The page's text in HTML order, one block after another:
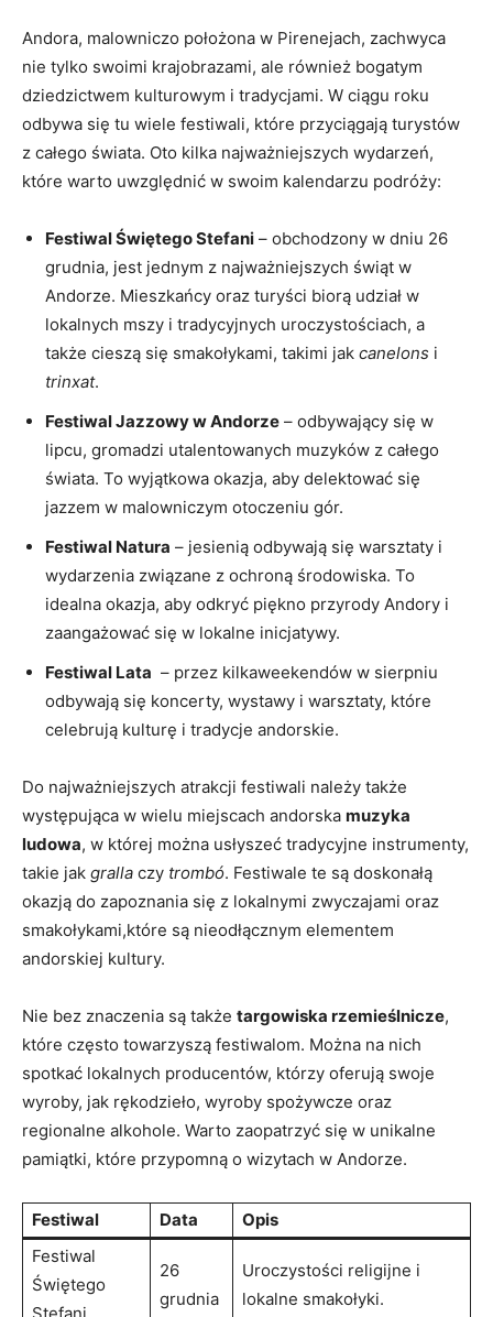
Andora, malowniczo ⁤położona w Pirenejach, zachwyca
⁢nie ⁤tylko swoimi krajobrazami, ​ale również bogatym ​
dziedzictwem ⁤kulturowym i tradycjami. W ciągu roku
odbywa się tu wiele festiwali, ⁣które ⁣przyciągają turystów
z całego świata.‌ Oto kilka ⁣najważniejszych⁢ wydarzeń,
‍które⁢ warto uwzględnić‍ w​ swoim kalendarzu podróży:
Festiwal Świętego Stefani – obchodzony ‌w dniu ⁤26‌
grudnia, jest jednym z najważniejszych świąt w⁤
Andorze. Mieszkańcy oraz turyści biorą udział w
‍lokalnych ⁤mszy i‍ tradycyjnych uroczystościach, a
także cieszą się smakołykami, takimi jak canelons i
trinxat.
Festiwal Jazzowy w Andorze – odbywający się w
lipcu, gromadzi ⁢utalentowanych muzyków⁤ z całego
świata. To wyjątkowa okazja, aby delektować ‍się ​
jazzem w ‌malowniczym‌ otoczeniu gór.
Festiwal‍ Natura – jesienią odbywają się warsztaty i⁣
wydarzenia związane​ z ochroną‍ środowiska. To⁤
idealna okazja, aby odkryć piękno ⁣przyrody Andory i
zaangażować się⁣ w lokalne inicjatywy.
Festiwal Lata ​ – przez kilkaweekendów⁢ w sierpniu⁣
odbywają się‍ koncerty, wystawy i ‌warsztaty,⁢ które
celebrują ⁤kulturę i tradycje andorskie.
Do najważniejszych⁣ atrakcji festiwali ​należy ⁣także
występująca⁤ w wielu miejscach ⁢andorska muzyka
ludowa, w której ‍można usłyszeć tradycyjne instrumenty,
takie jak gralla czy trombó. Festiwale te są doskonałą
⁣okazją do‌ zapoznania⁢ się ‍z lokalnymi zwyczajami oraz
smakołykami,które są nieodłącznym elementem⁢
andorskiej kultury.
Nie bez znaczenia ‍są także targowiska rzemieślnicze,
które często towarzyszą‍ festiwalom. Można ‍na nich
‍spotkać lokalnych producentów, ⁢którzy ‍oferują swoje‍
wyroby, jak rękodzieło, wyroby spożywcze oraz
regionalne alkohole. Warto zaopatrzyć się w unikalne
pamiątki, które przypomną⁣ o wizytach w Andorze.
Festiwal Data
Opis
Festiwal
Świętego
26
grudnia
Uroczystości religijne i
lokalne⁢ smakołyki.